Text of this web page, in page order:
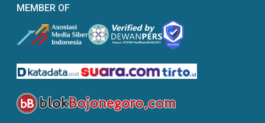
MEMBER OF